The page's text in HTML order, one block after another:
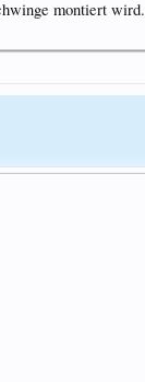
montiert wird.